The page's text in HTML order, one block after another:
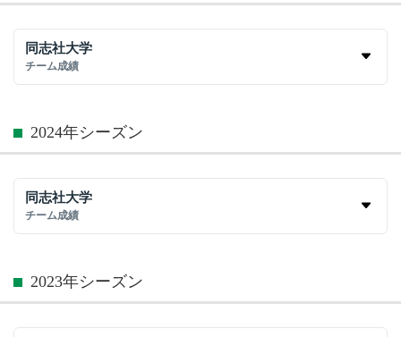
同志社大学
チーム成績
2024年シーズン
同志社大学
チーム成績
2023年シーズン